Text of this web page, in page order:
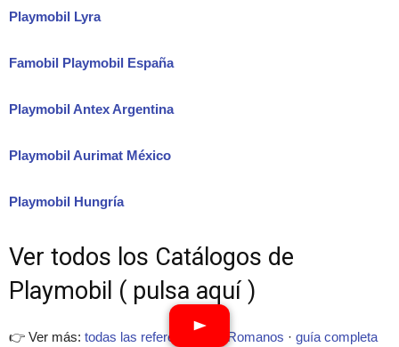
Playmobil Lyra
Famobil Playmobil España
Playmobil Antex Argentina
Playmobil Aurimat México
Playmobil Hungría
Ver todos los Catálogos de
Playmobil ( pulsa aquí )
👉 Ver más: todas las referencias de Romanos · guía completa